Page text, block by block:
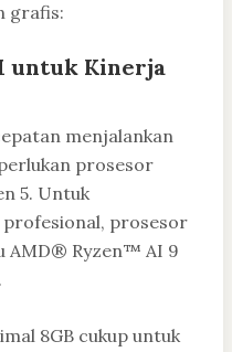
grafis:
untuk Kinerja
menjalankan
prosesor
5. Untuk
prosesor
Ryzen™ AI 9
8GB cukup untuk